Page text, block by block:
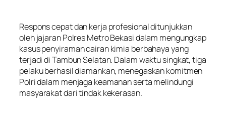
Respons cepat dan kerja profesional ditunjukkan
oleh jajaran Polres Metro Bekasi dalam mengungkap
kasus penyiraman cairan kimia berbahaya yang
terjadi di Tambun Selatan. Dalam waktu singkat, tiga
pelaku berhasil diamankan, menegaskan komitmen
Polri dalam menjaga keamanan serta melindungi
masyarakat dari tindak kekerasan.